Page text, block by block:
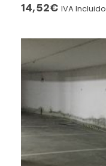
14,52€ IVA Incluido